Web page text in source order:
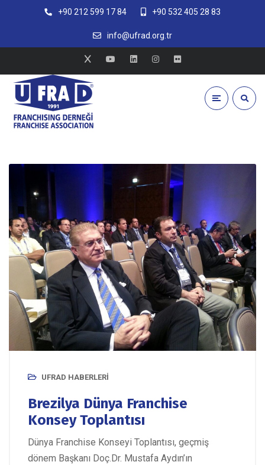
+90 212 599 17 84 +90 532 405 28 83
info@ufrad.org.tr
UFRAD HABERLERI
Brezilya Dünya Franchise
Konsey Toplantısı
Dünya Franchise Konseyi Toplantısı, geçmiş
dönem Başkanı Doç.Dr. Mustafa Aydın’ın